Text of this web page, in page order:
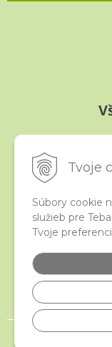
Tvoje
Súbory cookie
služieb pre
Tvoje
© 2026 istraka.sk -